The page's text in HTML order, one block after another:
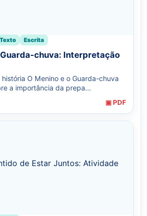
Escrita
Guarda-chuva: Interpretação
O Menino e o Guarda-chuva
a importância da prepa...
▣ PDF